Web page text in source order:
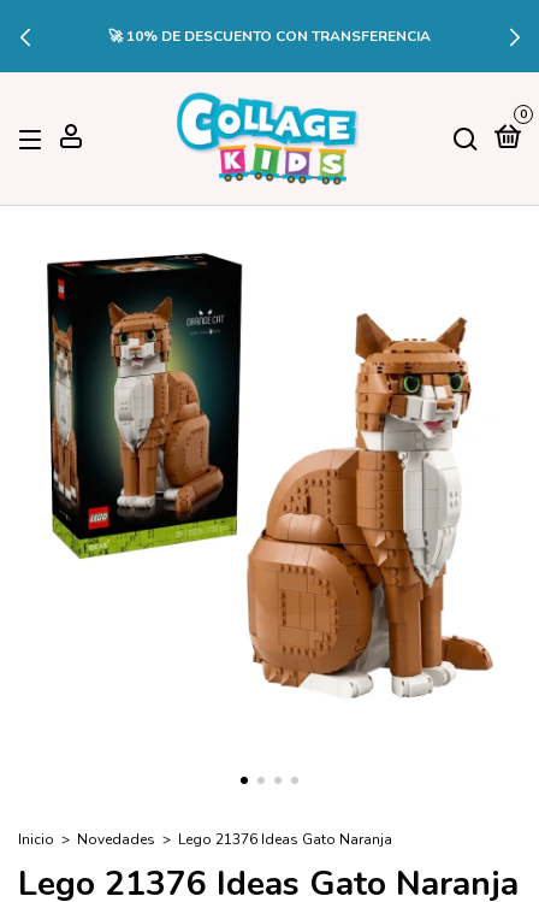
🚀 10% DE DESCUENTO CON TRANSFERENCIA
0
Inicio > Novedades > Lego 21376 Ideas Gato Naranja
Lego 21376 Ideas Gato Naranja